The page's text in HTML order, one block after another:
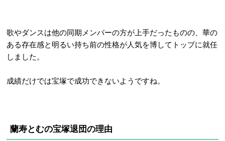
歌やダンスは他の同期メンバーの方が上手だったものの、華の
ある存在感と明るい持ち前の性格が人気を博してトップに就任
しました。
成績だけでは宝塚で成功できないようですね。
蘭寿とむの宝塚退団の理由